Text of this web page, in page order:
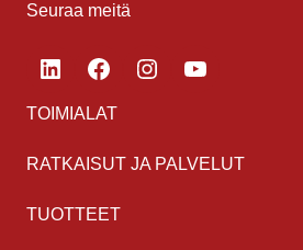
Seuraa meitä
LinkedInFacebook
TOIMIALAT
RATKAISUT JA PALVELUT
TUOTTEET